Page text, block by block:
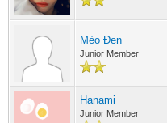
Mèo Đen
Junior Member
Hanami
Junior Member